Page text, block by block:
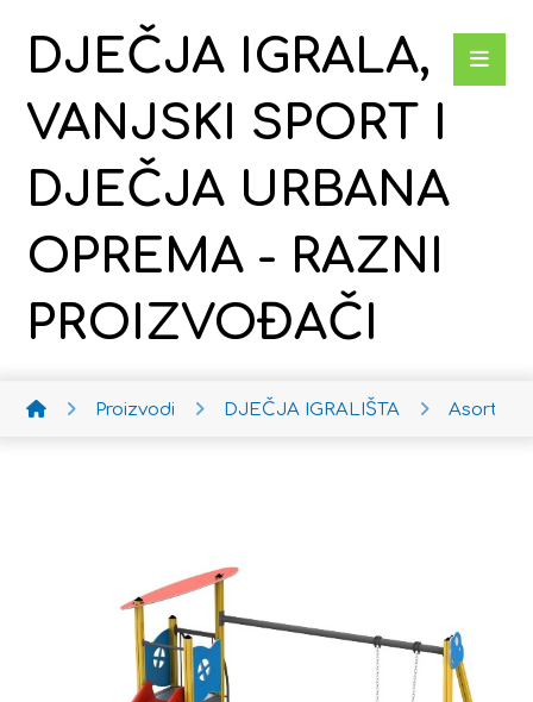
DJEČJA IGRALA,
VANJSKI SPORT I
DJEČJA URBANA
OPREMA - RAZNI
PROIZVOĐAČI
Proizvodi DJEČJA IGRALIŠTA